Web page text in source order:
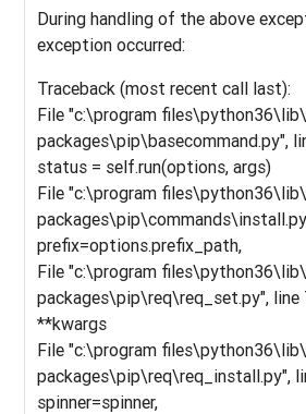
During handling of the above
exception occurred:
Traceback (most recent call last):
File "c:\program
packages\pip\basecommand.py",
status = self.run(options, args)
File "c:\program
prefix=options.prefix_path,
File "c:\program
packages\pip\req\req_set.py", line
**kwargs
File "c:\program
packages\pip\req\req_install.py",
spinner=spinner,